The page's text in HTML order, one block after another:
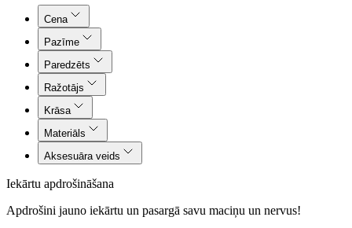
Cena
Pazīme
Paredzēts
Ražotājs
Krāsa
Materiāls
Aksesuāra veids
Iekārtu apdrošināšana
Apdrošini jauno iekārtu un pasargā savu maciņu un nervus!